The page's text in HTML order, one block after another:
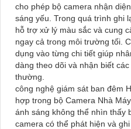
cho phép bộ camera nhận
sáng yếu. Trong quá trình ghi
hỗ trợ xử lý màu sắc và cung
ngay cả trong môi trường tối.
dụng vào từng chi tiết giúp
dàng theo dõi và nhận biết
thường.
công nghệ giám sát ban đêm
hợp trong bộ Camera Nhà
ánh sáng không thể nhìn thấy
camera có thể phát hiện và